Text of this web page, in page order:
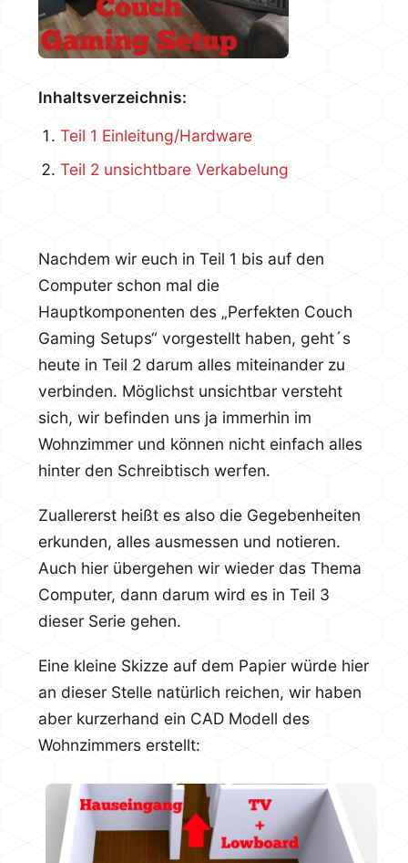
Inhaltsverzeichnis:
Teil 1 Einleitung/Hardware
Teil 2 unsichtbare Verkabelung
Nachdem wir euch in Teil 1 bis auf den
Computer schon mal die
Hauptkomponenten des „Perfekten Couch
Gaming Setups“ vorgestellt haben, geht´s
heute in Teil 2 darum alles miteinander zu
verbinden. Möglichst unsichtbar versteht
sich, wir befinden uns ja immerhin im
Wohnzimmer und können nicht einfach alles
hinter den Schreibtisch werfen.
Zuallererst heißt es also die Gegebenheiten
erkunden, alles ausmessen und notieren.
Auch hier übergehen wir wieder das Thema
Computer, dann darum wird es in Teil 3
dieser Serie gehen.
Eine kleine Skizze auf dem Papier würde hier
an dieser Stelle natürlich reichen, wir haben
aber kurzerhand ein CAD Modell des
Wohnzimmers erstellt: